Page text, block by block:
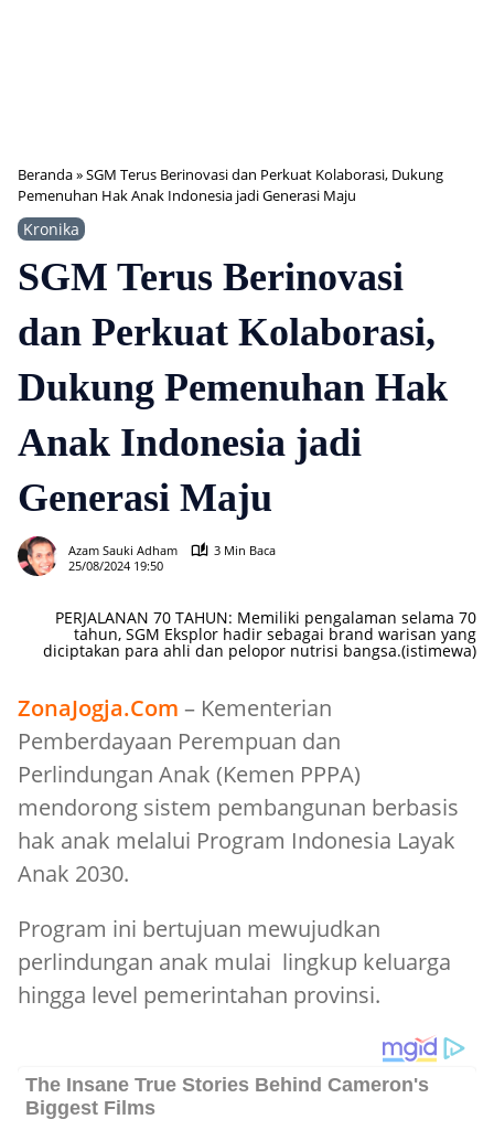
Beranda»SGM Terus Berinovasi dan Perkuat Kolaborasi, Dukung
Pemenuhan Hak Anak Indonesia jadi Generasi Maju
Kronika
SGM Terus Berinovasi
dan Perkuat Kolaborasi,
Dukung Pemenuhan Hak
Anak Indonesia jadi
Generasi Maju
Azam Sauki Adham
3 Min Baca
25/08/2024 19:50
PERJALANAN 70 TAHUN: Memiliki pengalaman selama 70
tahun, SGM Eksplor hadir sebagai brand warisan yang
diciptakan para ahli dan pelopor nutrisi bangsa.(istimewa)
ZonaJogja.Com – Kementerian
Pemberdayaan Perempuan dan
Perlindungan Anak (Kemen PPPA)
mendorong sistem pembangunan berbasis
hak anak melalui Program Indonesia Layak
Anak 2030.
Program ini bertujuan mewujudkan
perlindungan anak mulai lingkup keluarga
hingga level pemerintahan provinsi.